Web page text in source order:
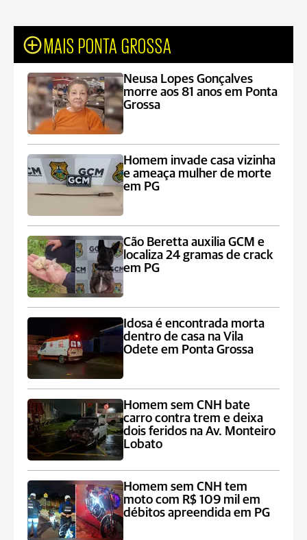
MAIS PONTA GROSSA
Neusa Lopes Gonçalves
morre aos 81 anos em Ponta
Grossa
Homem invade casa vizinha
e ameaça mulher de morte
em PG
Cão Beretta auxilia GCM e
localiza 24 gramas de crack
em PG
Idosa é encontrada morta
dentro de casa na Vila
Odete em Ponta Grossa
Homem sem CNH bate
carro contra trem e deixa
dois feridos na Av. Monteiro
Lobato
Homem sem CNH tem
moto com R$ 109 mil em
débitos apreendida em PG